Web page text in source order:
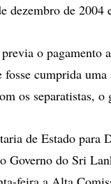
dezembro de 2004
o pagamento
fosse cumprida
os separatistas, o
de Estado para
Governo do Sri